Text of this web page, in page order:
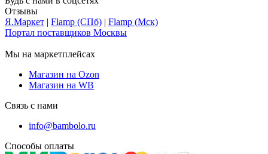
Отзывы
Я.Маркет | Flamp (СПб) | Flamp (Мск)
Портал поставщиков Москвы
Мы на маркетплейсах
Магазин на Ozon
Магазин на WB
Связь с нами
info@bambolo.ru
Способы оплаты